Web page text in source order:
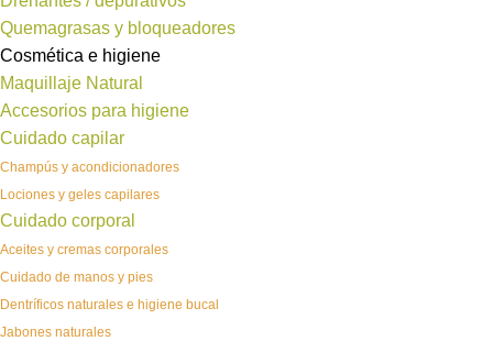
Quemagrasas y bloqueadores
Cosmética e higiene
Maquillaje Natural
Accesorios para higiene
Cuidado capilar
Champús y acondicionadores
Lociones y geles capilares
Cuidado corporal
Aceites y cremas corporales
Cuidado de manos y pies
Dentríficos naturales e higiene bucal
Jabones naturales